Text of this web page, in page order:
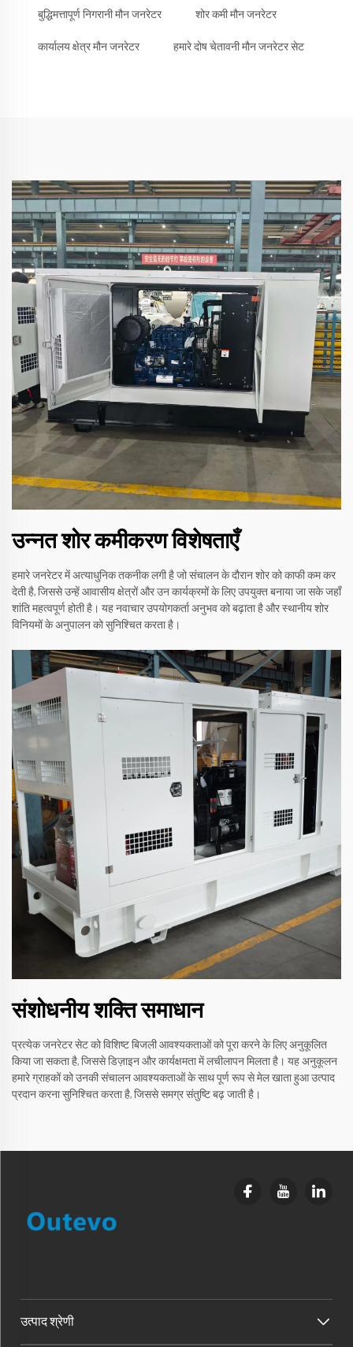
बुद्धिमत्तापूर्ण निगरानी मौन जनरेटर शोर कमी मौन जनरेटर
कार्यालय क्षेत्र मौन जनरेटर हमारे दोष चेतावनी मौन जनरेटर सेट
उन्नत शोर कमीकरण विशेषताएँ
हमारे जनरेटर में अत्याधुनिक तकनीक लगी है जो संचालन के दौरान शोर को काफी कम कर
देती है, जिससे उन्हें आवासीय क्षेत्रों और उन कार्यक्रमों के लिए उपयुक्त बनाया जा सके जहाँ
शांति महत्वपूर्ण होती है। यह नवाचार उपयोगकर्ता अनुभव को बढ़ाता है और स्थानीय शोर
विनियमों के अनुपालन को सुनिश्चित करता है।
संशोधनीय शक्ति समाधान
प्रत्येक जनरेटर सेट को विशिष्ट बिजली आवश्यकताओं को पूरा करने के लिए अनुकूलित
किया जा सकता है, जिससे डिज़ाइन और कार्यक्षमता में लचीलापन मिलता है। यह अनुकूलन
हमारे ग्राहकों को उनकी संचालन आवश्यकताओं के साथ पूर्ण रूप से मेल खाता हुआ उत्पाद
प्रदान करना सुनिश्चित करता है, जिससे समग्र संतुष्टि बढ़ जाती है।
उत्पाद श्रेणी